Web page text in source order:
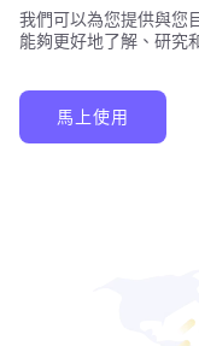
我們可以為您提供與您
能夠更好地了解、研究
馬上使用